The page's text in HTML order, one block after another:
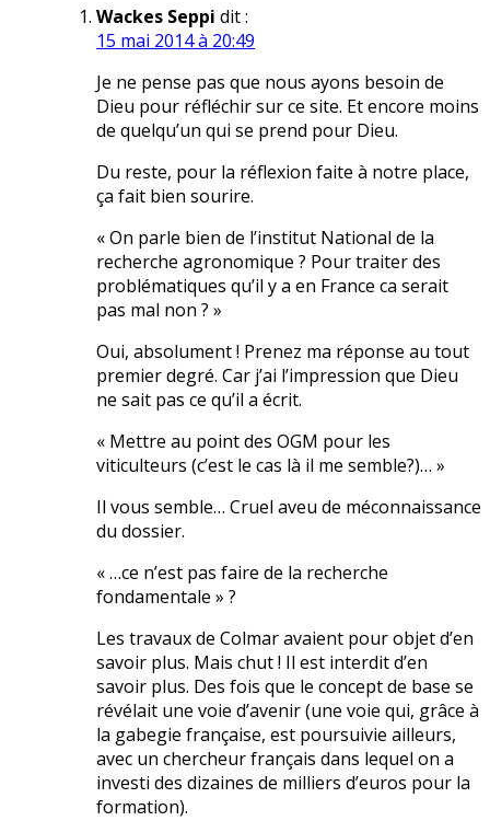
Wackes Seppi dit :
15 mai 2014 à 20:49
Je ne pense pas que nous ayons besoin de
Dieu pour réfléchir sur ce site. Et encore moins
de quelqu’un qui se prend pour Dieu.
Du reste, pour la réflexion faite à notre place,
ça fait bien sourire.
« On parle bien de l’institut National de la
recherche agronomique ? Pour traiter des
problématiques qu’il y a en France ca serait
pas mal non ? »
Oui, absolument ! Prenez ma réponse au tout
premier degré. Car j’ai l’impression que Dieu
ne sait pas ce qu’il a écrit.
« Mettre au point des OGM pour les
viticulteurs (c’est le cas là il me semble?)… »
Il vous semble… Cruel aveu de méconnaissance
du dossier.
« …ce n’est pas faire de la recherche
fondamentale » ?
Les travaux de Colmar avaient pour objet d’en
savoir plus. Mais chut ! Il est interdit d’en
savoir plus. Des fois que le concept de base se
révélait une voie d’avenir (une voie qui, grâce à
la gabegie française, est poursuivie ailleurs,
avec un chercheur français dans lequel on a
investi des dizaines de milliers d’euros pour la
formation).